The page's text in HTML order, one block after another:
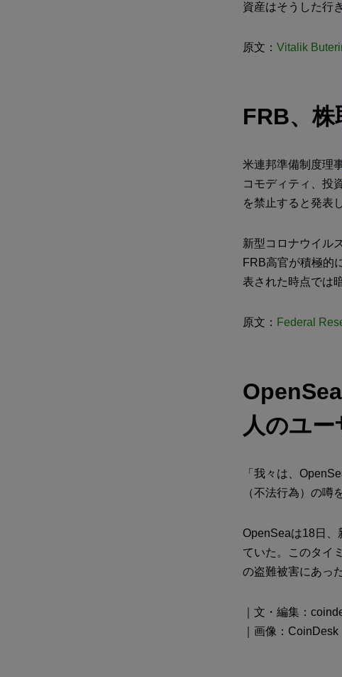
資産はそうした行
原文： Vitalik
FRB、株
米連邦準備制度理
コモディティ、投
を禁止すると発表
新型コロナウイル
FRB高官が積極的
表された時点では
原文： Federal
人のユ
「我々は、
（不法行為）の噂
OpenSeaは18日、
ていた。このタイ
の盗難被害にあっ
｜文・編集：
｜画像：CoinDesk